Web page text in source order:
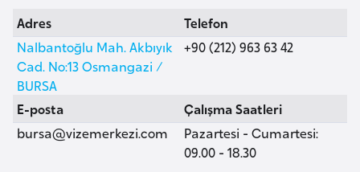
e
İ
e
m
Adres
Nalbantoğlu Mah. Akbıyık
Cad. No:13 Osmangazi /
BURSA
Telefon
+90 (212) 963 63 42
E-posta
bursa@vizemerkezi.com
Çalışma Saatleri
Pazartesi - Cumartesi:
09.00 - 18.30
v
u
s
t
u
r